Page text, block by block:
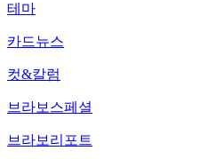
테마
카드뉴스
컷&칼럼
브라보스페셜
브라보리포트